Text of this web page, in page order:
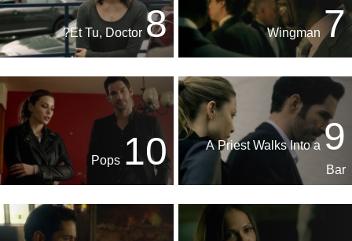
7
8
9
A Priest Walks Into a
Bar
10